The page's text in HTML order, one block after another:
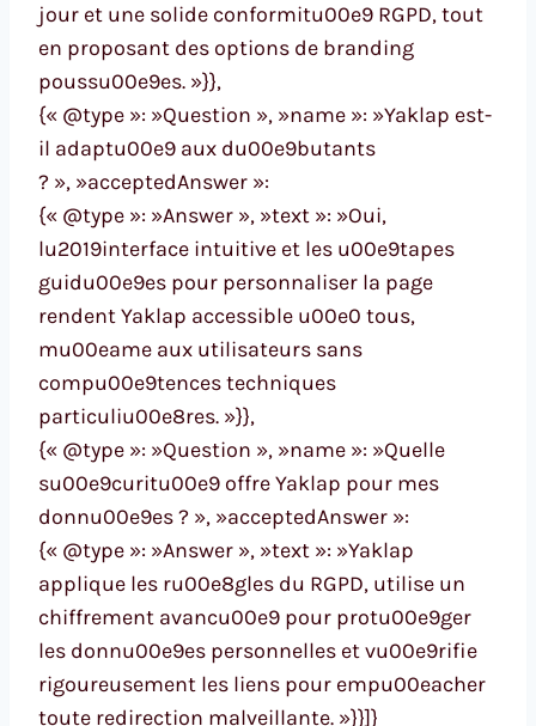
jour et une solide conformitu00e9 RGPD, tout
en proposant des options de branding
poussu00e9es. »}},
{« @type »: »Question », »name »: »Yaklap est-
il adaptu00e9 aux du00e9butants
? », »acceptedAnswer »:
{« @type »: »Answer », »text »: »Oui,
lu2019interface intuitive et les u00e9tapes
guidu00e9es pour personnaliser la page
rendent Yaklap accessible u00e0 tous,
mu00eame aux utilisateurs sans
compu00e9tences techniques
particuliu00e8res. »}},
{« @type »: »Question », »name »: »Quelle
su00e9curitu00e9 offre Yaklap pour mes
donnu00e9es ? », »acceptedAnswer »:
{« @type »: »Answer », »text »: »Yaklap
applique les ru00e8gles du RGPD, utilise un
chiffrement avancu00e9 pour protu00e9ger
les donnu00e9es personnelles et vu00e9rifie
rigoureusement les liens pour empu00eacher
toute redirection malveillante. »}}]}